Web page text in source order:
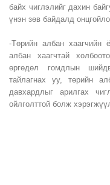
байх чиглэлийг дахин
үнэн зөв байдалд
-Төрийн албан хаагчийн
албан хаагчтай
өргөдөл гомдлын
тайлагнах уу, төрийн
давхардлыг арилгах
ойлголттой болж